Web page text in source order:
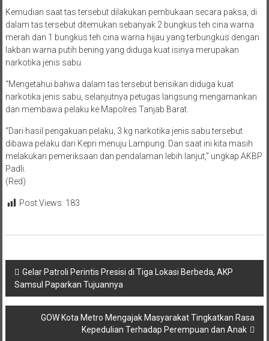
Kemudian saat tas tersebut dilakukan pembukaan secara paksa, di
dalam tas tersebut ditemukan sebanyak 2 bungkus teh cina warna
merah dan 1 bungkus teh cina warna hijau yang terbungkus dengan
lakban warna putih bening yang diduga kuat isinya merupakan
narkotika jenis sabu.
“Mengetahui bahwa dalam tas tersebut berisikan diduga kuat
narkotika jenis sabu, selanjutnya petugas langsung mengamankan
dan membawa pelaku ke Mapolres Tanjab Barat.
“Dari hasil pengakuan pelaku, 3 kg narkotika jenis sabu tersebut
dibawa pelaku dari Kepri menuju Lampung. Dan saat ini kita masih
melakukan pemeriksaan dan pendalaman lebih lanjut,” ungkap AKBP
Padli.
(Red)
Post Views: 183
Navigasi
pos
Gelar Patroli Perintis Presisi di Tiga Lokasi Berbeda, AKP
Samsul Paparkan Tujuannya
GOW Kota Metro Mengajak Masyarakat Tingkatkan Rasa
Kepedulian Terhadap Perempuan dan Anak